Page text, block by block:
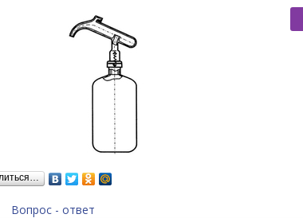
Вопрос - ответ